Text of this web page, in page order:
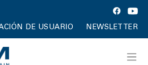
DE USUARIO NEWSLETTER